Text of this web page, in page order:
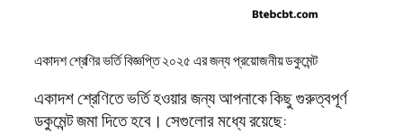
একাদশ শ্রেণির ভর্তি বিজ্ঞপ্তি ২০২৫ এর জন্য প্রয়োজনীয় ডকুমেন্ট
একাদশ শ্রেণিতে ভর্তি হওয়ার জন্য আপনাকে কিছু গুরুত্বপূর্ণ
ডকুমেন্ট জমা দিতে হবে। সেগুলোর মধ্যে রয়েছে: